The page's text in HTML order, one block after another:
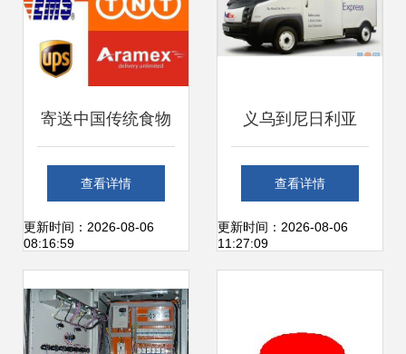
寄送中国传统食物
到美国的指南与物
流解答
查看详情
更新时间：2026-08-06
08:16:59
义乌到尼日利亚
FEDEX国际快递一
级代理 为何浙江金
查看详情
更新时间：2026-08-06
11:27:09